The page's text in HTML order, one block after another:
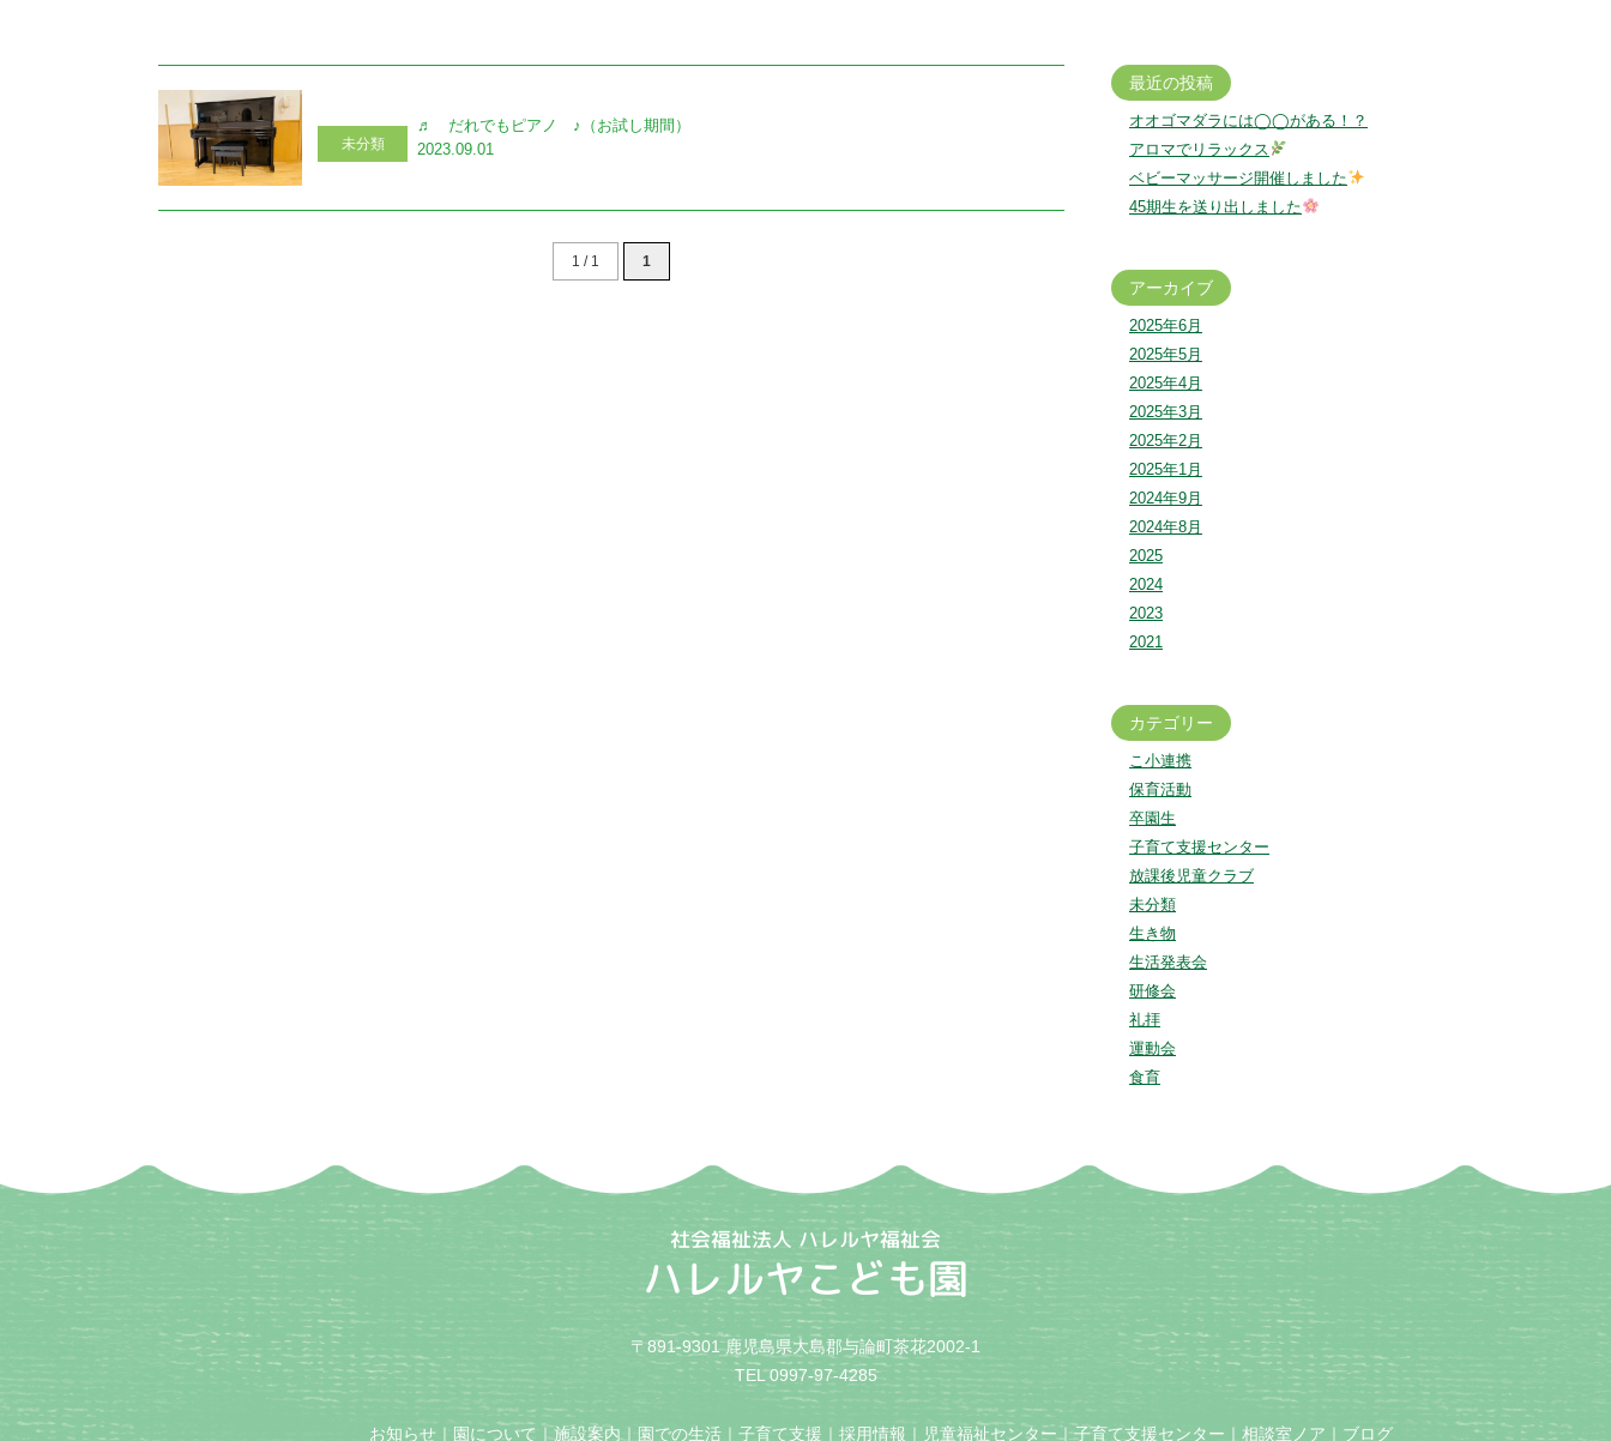
未分類
♬ だれでもピアノ ♪（お試し期間）
2023.09.01
1 / 1 1
最近の投稿
オオゴマダラには◯◯がある！？
アロマでリラックス
ベビーマッサージ開催しました
45期生を送り出しました
アーカイブ
2025年6月
2025年5月
2025年4月
2025年3月
2025年2月
2025年1月
2024年9月
2024年8月
2025
2024
2023
2021
カテゴリー
こ小連携
保育活動
卒園生
子育て支援センター
放課後児童クラブ
未分類
生き物
生活発表会
研修会
礼拝
運動会
食育
社会福祉法人 ハレルヤ福祉会
ハレルヤこども園
〒891-9301 鹿児島県大島郡与論町茶花2002-1
TEL 0997-97-4285
お知らせ ｜ 園について ｜施設案内 ｜ 園での生活 ｜ 子育て支援 ｜ 採用情報 ｜ 児童福祉センター｜子育て支援センター ｜ 相談室ノア ｜ ブログ